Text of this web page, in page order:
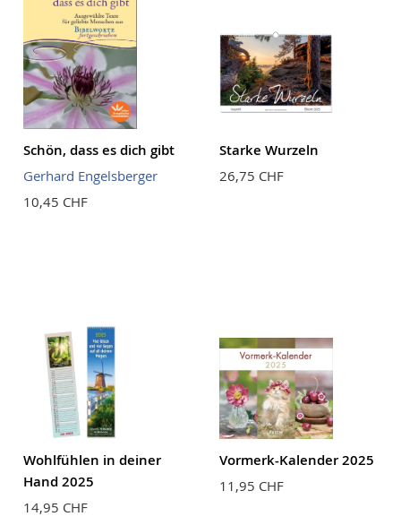
Schön, dass es dich gibt
Gerhard Engelsberger
10,45 CHF
Starke Wurzeln
26,75 CHF
Wohlfühlen in deiner
Hand 2025
14,95 CHF
Vormerk-Kalender 2025
11,95 CHF